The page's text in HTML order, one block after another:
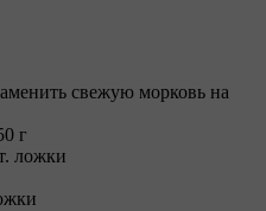
свежую морковь на
г
ложки